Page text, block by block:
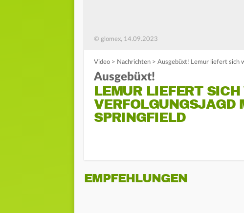
© glomex, 14.09.2023
Video > Nachrichten > Ausgebüxt! Lemur liefert sich
Ausgebüxt!
LEMUR LIEFERT
VERFOLGUNGSJAGD
SPRINGFIELD
EMPFEHLUNGEN